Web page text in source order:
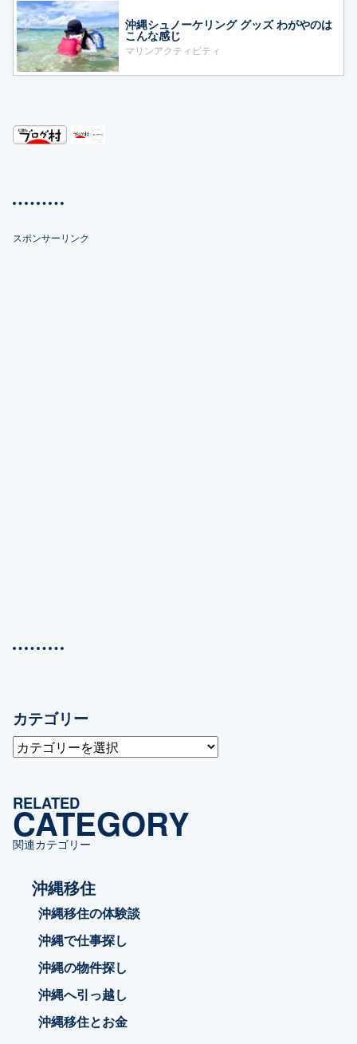
沖縄シュノーケリング グッズ わがやのは
こんな感じ
マリンアクティビティ
スポンサーリンク
カテゴリー
カ
テ
リ
ー
RELATED
CATEGORY
関連カテゴリー
沖縄移住
沖縄移住の体験談
沖縄で仕事探し
沖縄の物件探し
沖縄へ引っ越し
沖縄移住とお金